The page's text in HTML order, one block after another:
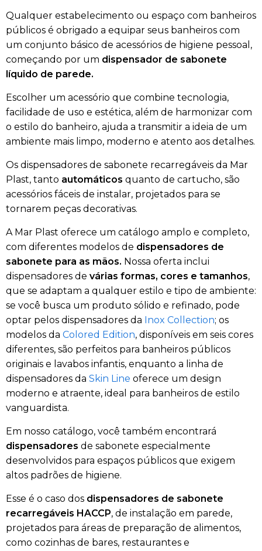
Qualquer estabelecimento ou espaço com banheiros
públicos é obrigado a equipar seus banheiros com
um conjunto básico de acessórios de higiene pessoal,
começando por um dispensador de sabonete
líquido de parede.
Escolher um acessório que combine tecnologia,
facilidade de uso e estética, além de harmonizar com
o estilo do banheiro, ajuda a transmitir a ideia de um
ambiente mais limpo, moderno e atento aos detalhes.
Os dispensadores de sabonete recarregáveis da Mar
Plast, tanto automáticos quanto de cartucho, são
acessórios fáceis de instalar, projetados para se
tornarem peças decorativas.
A Mar Plast oferece um catálogo amplo e completo,
com diferentes modelos de dispensadores de
sabonete para as mãos. Nossa oferta inclui
dispensadores de várias formas, cores e tamanhos,
que se adaptam a qualquer estilo e tipo de ambiente:
se você busca um produto sólido e refinado, pode
optar pelos dispensadores da Inox Collection; os
modelos da Colored Edition, disponíveis em seis cores
diferentes, são perfeitos para banheiros públicos
originais e lavabos infantis, enquanto a linha de
dispensadores da Skin Line oferece um design
moderno e atraente, ideal para banheiros de estilo
vanguardista.
Em nosso catálogo, você também encontrará
dispensadores de sabonete especialmente
desenvolvidos para espaços públicos que exigem
altos padrões de higiene.
Esse é o caso dos dispensadores de sabonete
recarregáveis HACCP, de instalação em parede,
projetados para áreas de preparação de alimentos,
como cozinhas de bares, restaurantes e